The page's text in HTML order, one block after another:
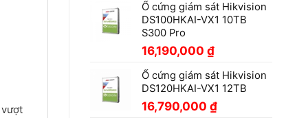
Ổ cứng giám sát Hikvision
DS100HKAI-VX1 10TB
S300 Pro
16,190,000 ₫
Ổ cứng giám sát Hikvision
DS120HKAI-VX1 12TB
16,790,000 ₫